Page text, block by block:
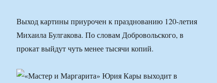
Выход картины приурочен к празднованию 120-летия
Михаила Булгакова. По словам Добровольского, в
прокат выйдут чуть менее тысячи копий.